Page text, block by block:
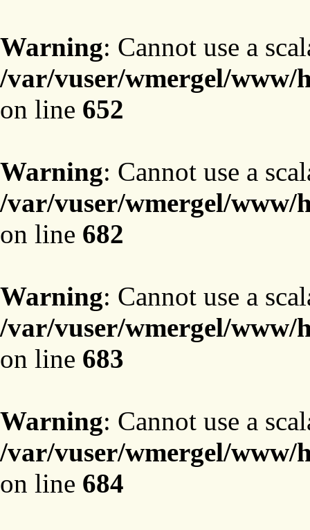
Warning: Cannot use a
/var/vuser/wmergel/
on line 652
Warning: Cannot use a
/var/vuser/wmergel/
on line 682
Warning: Cannot use a
/var/vuser/wmergel/
on line 683
Warning: Cannot use a
/var/vuser/wmergel/
on line 684